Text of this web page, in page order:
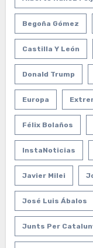
Begoña Gómez
Castilla Y León
Donald Trump
Europa
Félix Bolaños
InstaNoticias
Javier Milei
José Luis Ábalos
Junts Per